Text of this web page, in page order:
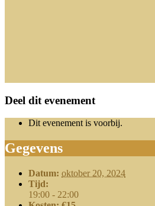
Deel dit evenement
Dit evenement is voorbij.
Gegevens
Datum: oktober 20, 2024
Tijd:
19:00 - 22:00